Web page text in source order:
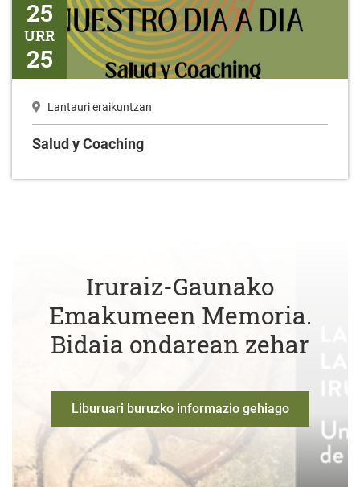
25
URR
25
Lantauri eraikuntzan
Salud y Coaching
Iruraiz-Gaunako
Emakumeen Memoria.
Bidaia ondarean zehar
Liburuari buruzko informazio gehiago